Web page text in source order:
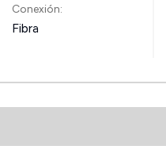
Conexión:
Fibra